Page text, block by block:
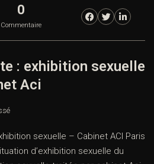
0
Commentaire
: exhibition sexuelle
Aci
sexuelle – Cabinet ACI Paris
d’exhibition sexuelle du